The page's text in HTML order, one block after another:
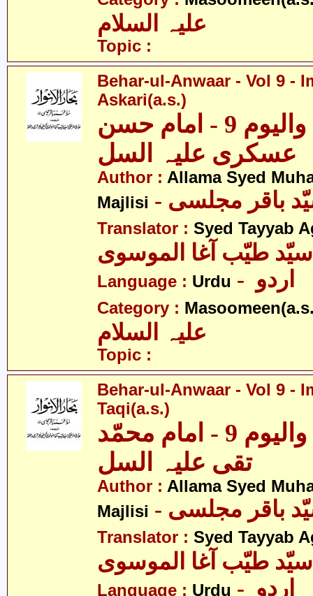
Topic :
Behar-ul-Anwaar - Vol 9 -
Askari(a.s.)
بحار الانوار - والیوم 9 - امام حسن
عسکری علیہ السل
Author : Allama Syed
Majlisi
Translator : Syed Tayyab
سیّد طیّب آغا الموسوی
Language : Urdu
Category :
Topic :
Behar-ul-Anwaar - Vol 9 -
Taqi(a.s.)
بحار الانوار - والیوم 9 - امام محمّد
تقی علیہ السل
Author : Allama Syed
Majlisi
Translator : Syed Tayyab
سیّد طیّب آغا الموسوی
Language : Urdu